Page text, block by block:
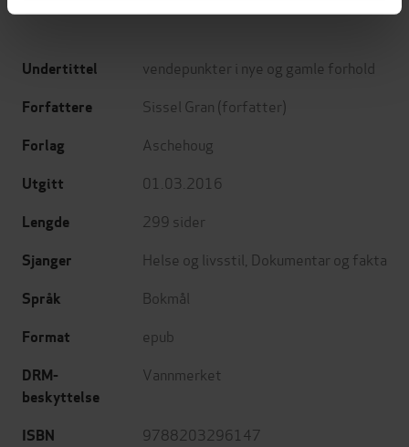
Undertittel vendepunkter i nye og gamle forhold
Forfattere Sissel Gran (forfatter)
Forlag Aschehoug
Utgitt 01.03.2016
Lengde 299 sider
Sjanger Helse og livsstil Dokumentar og fakta
Språk Bokmål
Format epub
DRM-
beskyttelse
Vannmerket
ISBN 9788203296147